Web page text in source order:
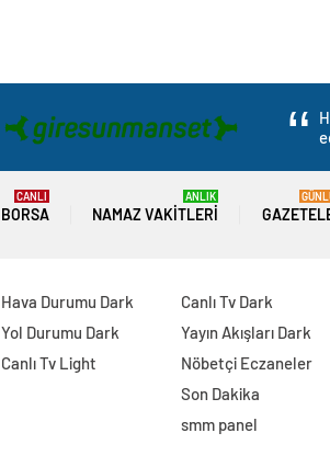
BORSA
CANLI
NAMAZ VAKITLERI
ANLIK
Hava Durumu Dark
Yol Durumu Dark
Canlı Tv Light
Canlı Tv Dark
Yayın Akışları Dark
Nöbetçi Eczaneler
Son Dakika
smm panel